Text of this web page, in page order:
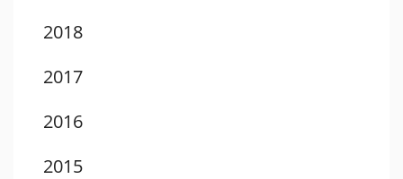
2018
2017
2016
2015